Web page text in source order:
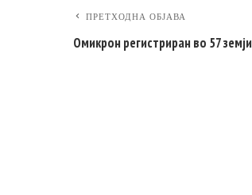
ПРЕТХОДНА ОБЈАВА
Омикрон регистриран во 57 земји